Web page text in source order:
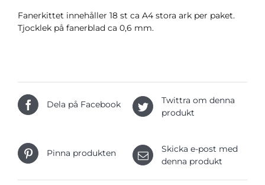
Fanerkittet innehåller 18 st ca A4 stora ark per paket.
Tjocklek på fanerblad ca 0,6 mm.
Dela på Facebook
Twittra om denna
produkt
Pinna produkten
Skicka e-post med
denna produkt